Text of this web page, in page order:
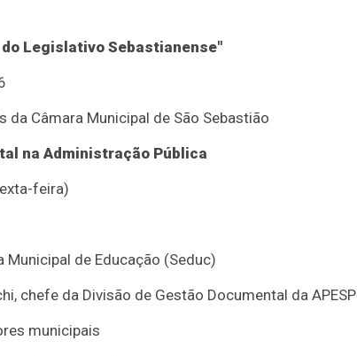
Legislativo Sebastianense"
da Câmara Municipal de São Sebastião
na Administração Pública
feira)
de Educação (Seduc)
chefe da Divisão de Gestão Documental da APESP
municipais